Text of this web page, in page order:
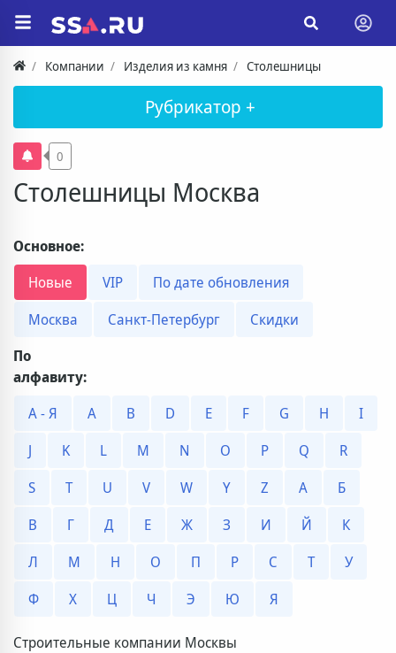
Компании Изделия из камня Столешницы
Рубрикатор +
Столешницы Москва
0
Основное:
Новые
VIP
По дате обновления
Москва
Санкт-Петербург
Скидки
По
алфавиту:
А - Я
A B D E F G H
I
J
K L M N O P Q
R
S
T U V W Y Z А
Б
В
Г Д Е Ж З И Й
К
Л
М Н О П Р С Т
У
Ф
Х Ц Ч Э Ю Я
Строительные компании Москвы